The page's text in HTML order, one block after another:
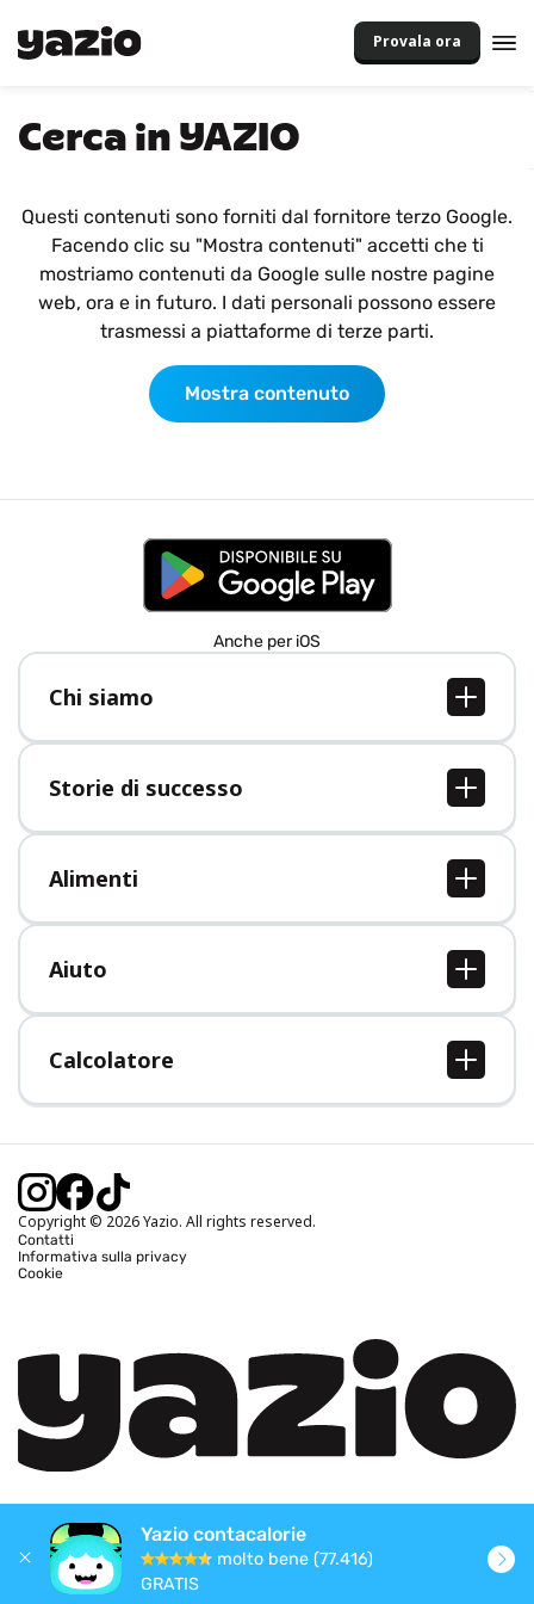
Provala ora
Cerca in YAZIO
Questi contenuti sono forniti dal fornitore terzo Google.
Facendo clic su "Mostra contenuti" accetti che ti
mostriamo contenuti da Google sulle nostre pagine
web, ora e in futuro. I dati personali possono essere
trasmessi a piattaforme di terze parti.
Mostra contenuto
Anche per iOS
Chi siamo
Chi siamo
Lavori
Stampa
Storie di successo
Tutte le storie di successo
Alimenti
Tutti i cibi
Aiuto
Centro assistenza
Calcolatore
Calcolo BMI (IMC)
Calcolo peso ideale
Calcolo calorie bruciate
Copyright © 2026 Yazio. All rights reserved.
Contatti
Informativa sulla privacy
Cookie
Yazio contacalorie
molto bene (77.416)
GRATIS